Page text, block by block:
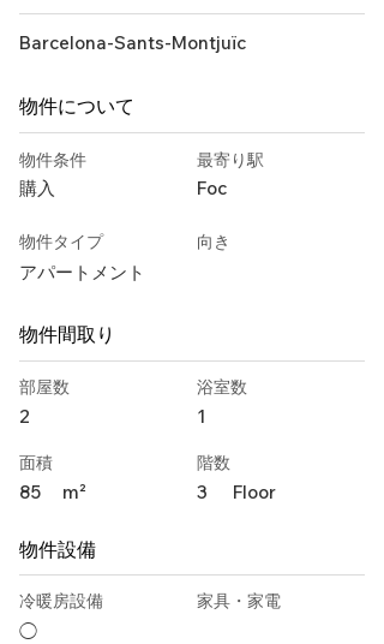
Barcelona-Sants-Montjuïc
物件について
物件条件
購入
最寄り駅
Foc
物件タイプ
アパートメント
向き
物件間取り
部屋数
2
面積
85 m²
浴室数
1
階数
3 Floor
物件設備
冷暖房設備
◯
家具・家電